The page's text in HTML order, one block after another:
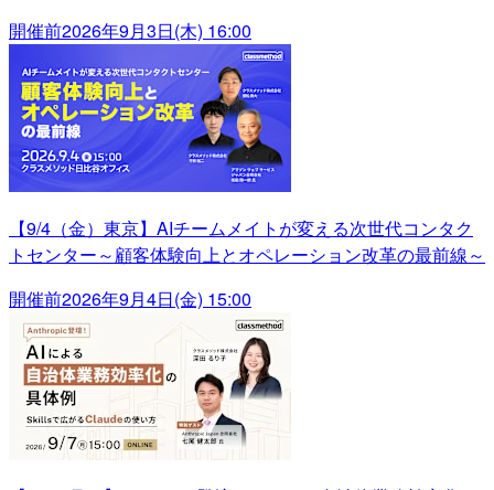
開催前2026年9月3日(木) 16:00
【9/4（金）東京】AIチームメイトが変える次世代コンタク
トセンター～顧客体験向上とオペレーション改革の最前線～
開催前2026年9月4日(金) 15:00